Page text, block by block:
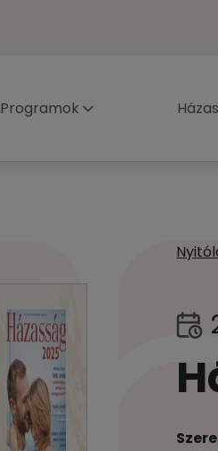
Programok